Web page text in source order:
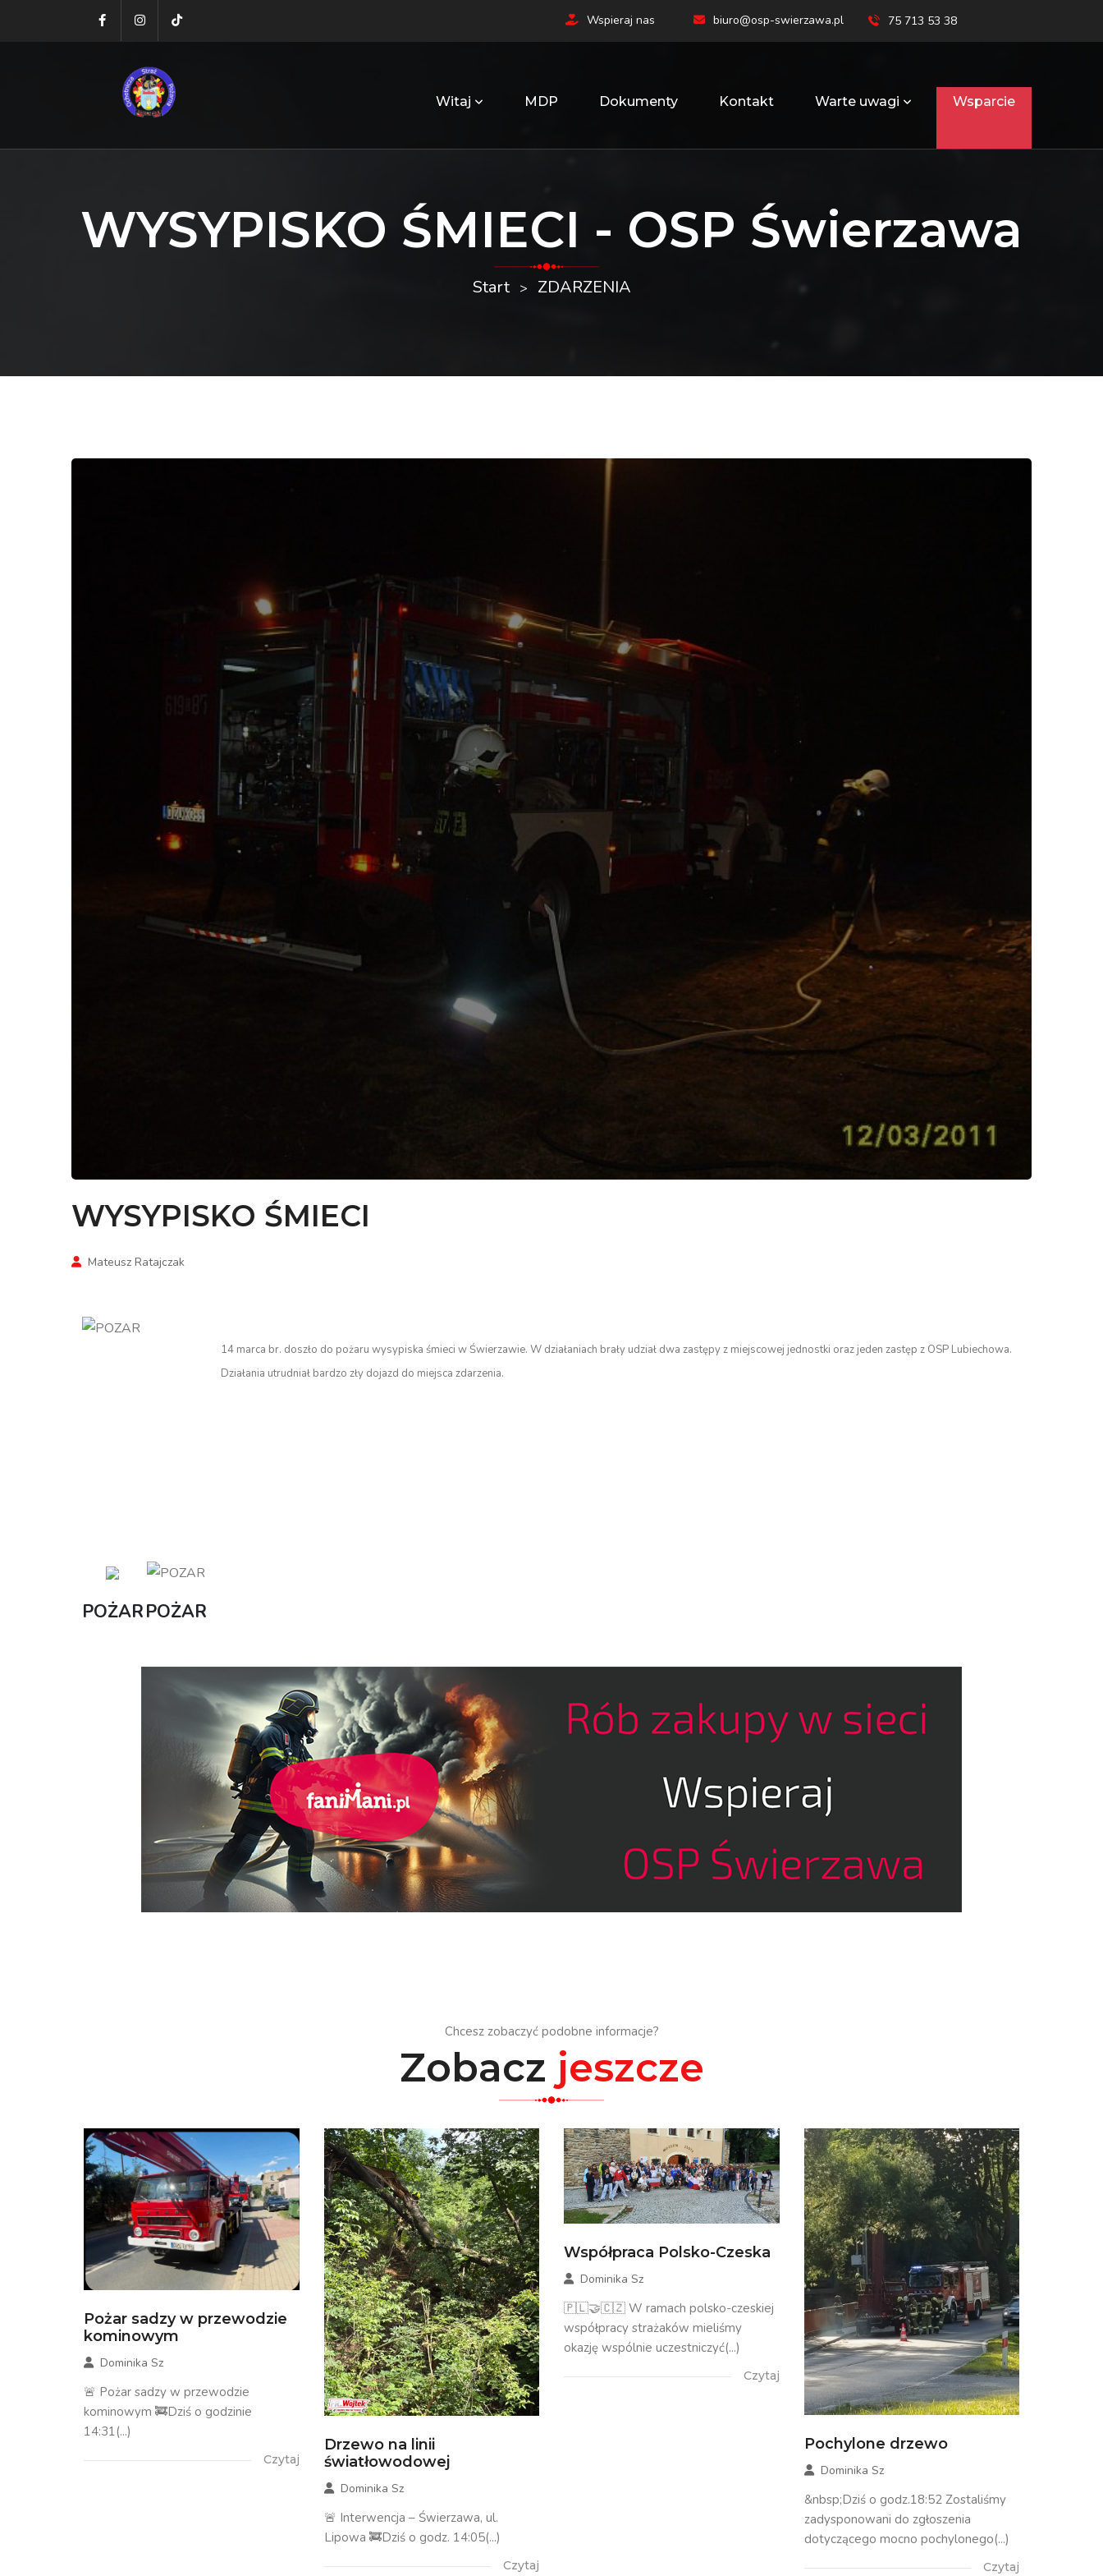
Wspieraj nas biuro@osp-swierzawa.pl 75 713 53 38
Witaj MDP Dokumenty Kontakt Warte uwagi Wsparcie
WYSYPISKO ŚMIECI - OSP Świerzawa
Start ZDARZENIA
WYSYPISKO ŚMIECI
Mateusz Ratajczak
14 marca br. doszło do pożaru wysypiska śmieci w Świerzawie. W działaniach brały udział dwa zastępy z miejscowej jednostki oraz jeden zastęp z OSP Lubiechowa.
Działania utrudniał bardzo zły dojazd do miejsca zdarzenia.
POŻARPOŻAR
Chcesz zobaczyć podobne informacje?
Zobacz jeszcze
Pożar sadzy w przewodzie
kominowym
Dominika Sz
🚨 Pożar sadzy w przewodzie
kominowym 🚒Dziś o godzinie
14:31(...)
Czytaj
Drzewo na linii
światłowodowej
Dominika Sz
🚨 Interwencja – Świerzawa, ul.
Lipowa 🚒Dziś o godz. 14:05(...)
Czytaj
Współpraca Polsko-Czeska
Dominika Sz
🇵🇱🤝🇨🇿 W ramach polsko-czeskiej
współpracy strażaków mieliśmy
okazję wspólnie uczestniczyć(...)
Czytaj
Pochylone drzewo
Dominika Sz
&nbsp;Dziś o godz.18:52 Zostaliśmy
zadysponowani do zgłoszenia
dotyczącego mocno pochylonego(...)
Czytaj